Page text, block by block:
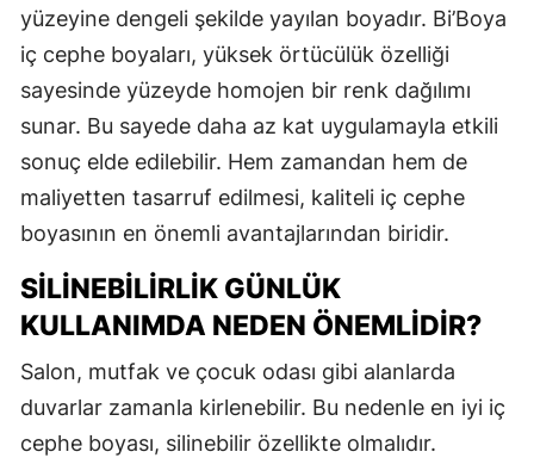
yüzeyine dengeli şekilde yayılan boyadır. Bi’Boya
iç cephe boyaları, yüksek örtücülük özelliği
sayesinde yüzeyde homojen bir renk dağılımı
sunar. Bu sayede daha az kat uygulamayla etkili
sonuç elde edilebilir. Hem zamandan hem de
maliyetten tasarruf edilmesi, kaliteli iç cephe
boyasının en önemli avantajlarından biridir.
SILINEBILIRLIK GÜNLÜK
KULLANIMDA NEDEN ÖNEMLIDIR?
Salon, mutfak ve çocuk odası gibi alanlarda
duvarlar zamanla kirlenebilir. Bu nedenle en iyi iç
cephe boyası, silinebilir özellikte olmalıdır.